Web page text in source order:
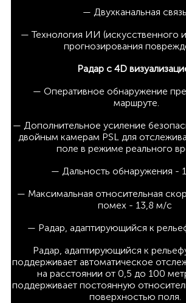
— Двухканальная связь
— Технология ИИ (искусственного
прогнозирования
Радар с 4D
— Оперативное обнаружение
маршруте.
— Дополнительное усиление
двойным камерам PSL для
поле в режиме реального
— Дальность обнаружения -
— Максимальная относительная
помех - 13,8 м/с
— Радар, адаптирующийся к
Радар, адаптирующийся к
поддерживает автоматическое
на расстоянии от 0,5 до 100
поддерживает постоянную
поверхностью поля.